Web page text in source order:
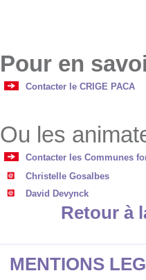
Pour en
Contacter le CRIGE PACA
Ou les
Contacter les Communes
Christelle Gosalbes
David Devynck
Retour à
MENTIONS